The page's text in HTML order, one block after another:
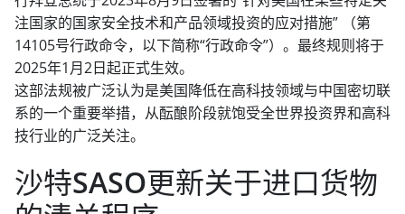
注国家的国家安全技术和产品领域投资的应对措施” （第
14105号行政命令，以下简称“行政命令”）。最终规则将于
2025年1月2日起正式生效。
这部法规被广泛认为是美国降低在高科技领域与中国密切联
系的一个重要举措，从酝酿阶段就饱受全世界投资界和高科
技行业的广泛关注。
沙特SASO更新关于进口货物